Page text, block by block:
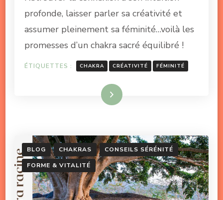
profonde, laisser parler sa créativité et
assumer pleinement sa féminité…voilà les
promesses d’un chakra sacré équilibré !
ÉTIQUETTES : CHAKRA CRÉATIVITÉ FÉMINITÉ
Lire la suite
BLOG CHAKRAS
CONSEILS SÉRÉNITÉ
FORME & VITALITÉ